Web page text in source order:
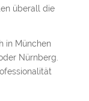
überall die
in München
Nürnberg.